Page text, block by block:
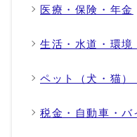
医療・保険・年金
生活・水道・環境
ペット（犬・猫）
税金・自動車・バ